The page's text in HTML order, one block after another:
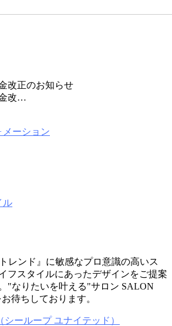
改正のお知らせ
改…
メーション
ル
レンド』に敏感なプロ意識の高いス
フスタイルにあったデザインをご提案
"なりたいを叶える"サロン SALON
待ちしております。